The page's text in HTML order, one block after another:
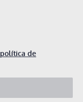
política de